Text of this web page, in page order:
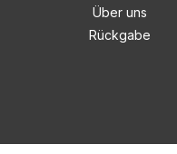
Über uns
Rückgabe